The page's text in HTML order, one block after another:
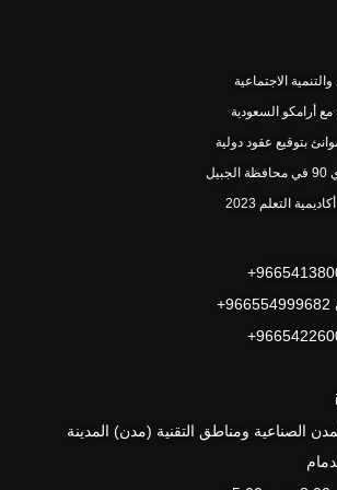
الاجتماعية
مع أرامكو السعودية
بتوقيع عقود دولية
التعلم 2023
الصناعية ومناطق التقنية (مدن) المدينة